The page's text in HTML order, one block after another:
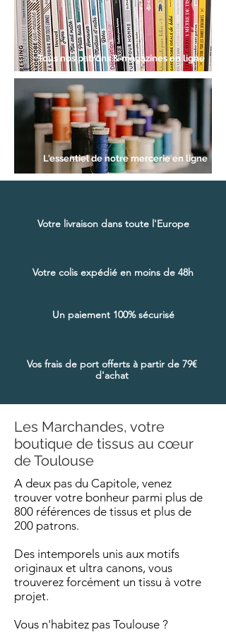
C
e
n
t
i
m
è
r
e
s
Tous nos patrons & magazines en ligne
L'essentiel de notre mercerie en ligne
Votre livraison dans toute l'Europe
Votre colis expédié en moins de 48h
Un paiement 100% sécurisé
Vos frais de port offerts à partir de 79€
d'achat
Les Marchandes, votre
boutique de tissus au cœur
de Toulouse
A deux pas du Capitole, venez
trouver votre bonheur parmi plus de
800 références de tissus et plus de
200 patrons.
Des intemporels unis aux motifs
originaux et ultra canons, vous
trouverez forcément un tissu à votre
projet.
Vous n'habitez pas Toulouse ?